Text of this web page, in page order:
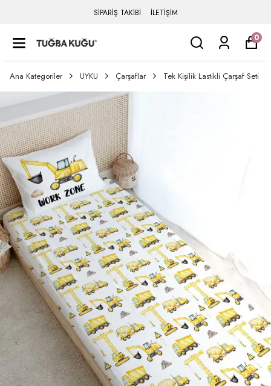
SİPARİŞ TAKİBİ İLETİŞİM
0
Ana Kategoriler UYKU Çarşaflar Tek Kişilik Lastikli Çarşaf Seti